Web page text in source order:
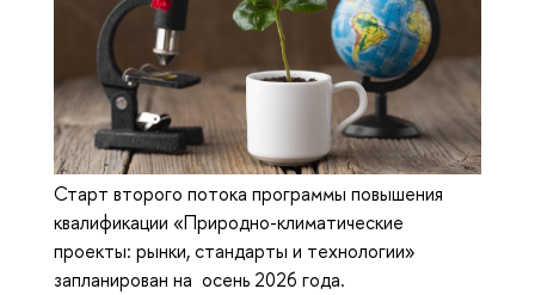
Старт второго потока программы повышения
квалификации «Природно-климатические
проекты: рынки, стандарты и технологии»
запланирован на осень 2026 года.